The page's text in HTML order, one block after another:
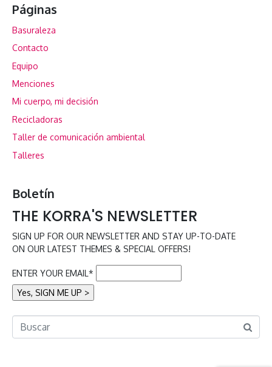
Páginas
Basuraleza
Contacto
Equipo
Menciones
Mi cuerpo, mi decisión
Recicladoras
Taller de comunicación ambiental
Talleres
Boletín
THE KORRA'S NEWSLETTER
SIGN UP FOR OUR NEWSLETTER AND STAY UP-TO-DATE
ON OUR LATEST THEMES & SPECIAL OFFERS!
ENTER YOUR EMAIL*